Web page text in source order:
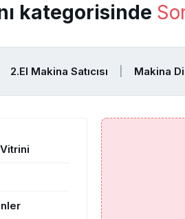
kategorisinde
2.El Makina Satıcısı Makina